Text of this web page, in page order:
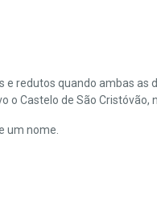
redutos quando ambas
Castelo de São Cristóvão,
um nome.